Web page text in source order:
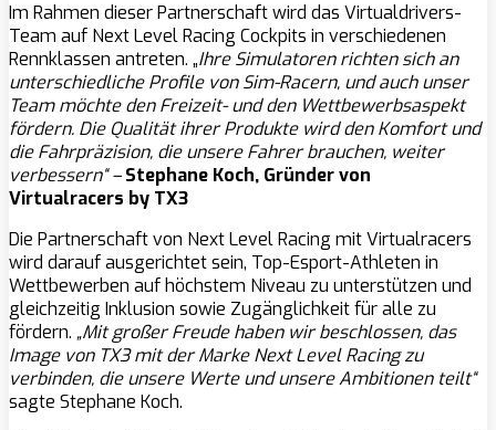
Im Rahmen dieser Partnerschaft wird das Virtualdrivers-
Team auf Next Level Racing Cockpits in verschiedenen
Rennklassen antreten. „Ihre Simulatoren richten sich an
unterschiedliche Profile von Sim-Racern, und auch unser
Team möchte den Freizeit- und den Wettbewerbsaspekt
fördern. Die Qualität ihrer Produkte wird den Komfort und
die Fahrpräzision, die unsere Fahrer brauchen, weiter
verbessern“ –Stephane Koch, Gründer von
Virtualracers by TX3
Die Partnerschaft von Next Level Racing mit Virtualracers
wird darauf ausgerichtet sein, Top-Esport-Athleten in
Wettbewerben auf höchstem Niveau zu unterstützen und
gleichzeitig Inklusion sowie Zugänglichkeit für alle zu
fördern. „Mit großer Freude haben wir beschlossen, das
Image von TX3 mit der Marke Next Level Racing zu
verbinden, die unsere Werte und unsere Ambitionen teilt“
sagte Stephane Koch.